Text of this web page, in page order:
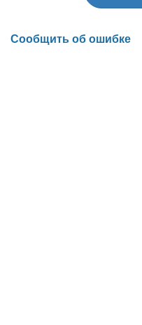
Сообщить об ошибке